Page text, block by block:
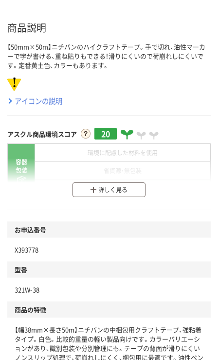
商品説明
【50mm×50m】ニチバンのハイクラフトテープ。手で切れ、油性マーカ
ーで字が書ける、重ね貼りもできる！滑りにくいので荷崩れしにくいで
す。定番黄土色、カラーもあります。
アイコンの説明
アスクル商品環境スコア 20
容器
包装
環境に配慮した材料を使用
分別・リサイクルしやすい設計
本体
仕組
この商品の環境配慮ポイントです。下記商品詳細「
アスクル商品環境スコア詳細／加点項目
」で確認できます。
詳しく見る
お申込番号
X393778
型番
321W-38
商品の特徴
【幅38mm×長さ50m】ニチバンの中梱包用クラフトテープ、強粘着
タイプ。白色。比較的重量の軽い製品向けです。カラーバリエーシ
ョンがあり、識別包装や分別管理にも。テープの背面が滑りにくい
ノンスリップ処理で、荷崩れしにくく、梱包用に最適です。油性ペン